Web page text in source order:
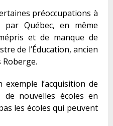
préoccupations à
Québec, en même
et de manque de
de l’Éducation, ancien
Roberge.
l’acquisition de
nouvelles écoles en
les écoles qui peuvent